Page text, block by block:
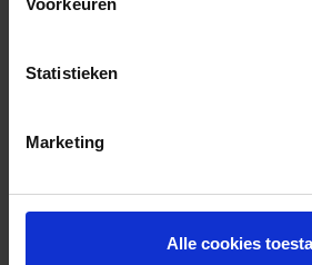
Voorkeuren
Statistieken
Marketing
Alle cookies